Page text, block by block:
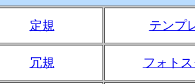
定規 テンプ
冗規 フォト